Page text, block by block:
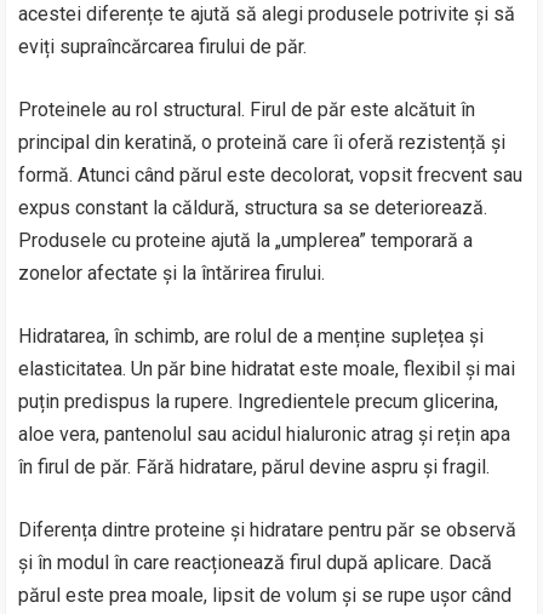
acestei diferențe te ajută să alegi produsele potrivite și să
eviți supraîncărcarea firului de păr.
Proteinele au rol structural. Firul de păr este alcătuit în
principal din keratină, o proteină care îi oferă rezistență și
formă. Atunci când părul este decolorat, vopsit frecvent sau
expus constant la căldură, structura sa se deteriorează.
Produsele cu proteine ajută la „umplerea” temporară a
zonelor afectate și la întărirea firului.
Hidratarea, în schimb, are rolul de a menține suplețea și
elasticitatea. Un păr bine hidratat este moale, flexibil și mai
puțin predispus la rupere. Ingredientele precum glicerina,
aloe vera, pantenolul sau acidul hialuronic atrag și rețin apa
în firul de păr. Fără hidratare, părul devine aspru și fragil.
Diferența dintre proteine și hidratare pentru păr se observă
și în modul în care reacționează firul după aplicare. Dacă
părul este prea moale, lipsit de volum și se rupe ușor când